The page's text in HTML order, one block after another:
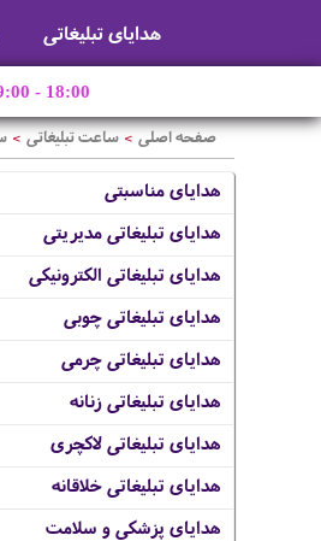
هدایای تبلیغاتی
- 18:00
صفحه اصلی > ساعت تبلیغاتی >
هدایای مناسبتی
هدایای تبلیغاتی مدیریتی
هدایای تبلیغاتی الکترونیکی
هدایای تبلیغاتی چوبی
هدایای تبلیغاتی چرمی
هدایای تبلیغاتی زنانه
هدایای تبلیغاتی لاکچری
هدایای تبلیغاتی خلاقانه
هدایای پزشکی و سلامت